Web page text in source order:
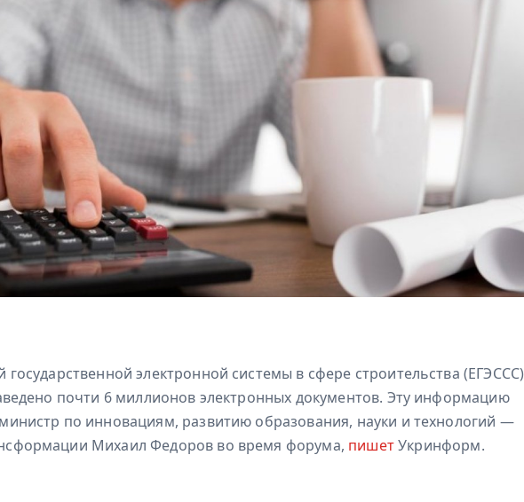
электронной системы в сфере строительства (ЕГЭССС)
почти 6 миллионов электронных документов. Эту информацию
по инновациям, развитию образования, науки и технологий —
Михаил Федоров во время форума, пишетУкринформ.